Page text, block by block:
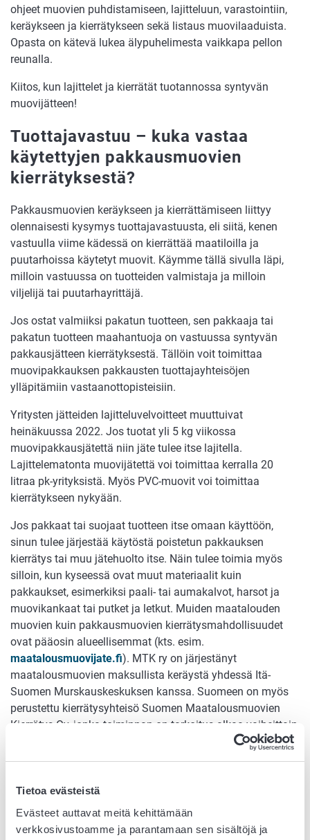
Tietoa evästeistä
Evästeet auttavat meitä kehittämään
verkkosivustoamme ja parantamaan sen sisältöjä ja
ohjeet muovien puhdistamiseen, lajitteluun, varastointiin,
keräykseen ja kierrätykseen sekä listaus muovilaaduista.
Opasta on kätevä lukea älypuhelimesta vaikkapa pellon
reunalla.
Kiitos, kun lajittelet ja kierrätät tuotannossa syntyvän
muovijätteen!
Tuottajavastuu – kuka vastaa
käytettyjen pakkausmuovien
kierrätyksestä?
Pakkausmuovien keräykseen ja kierrättämiseen liittyy
olennaisesti kysymys tuottajavastuusta, eli siitä, kenen
vastuulla viime kädessä on kierrättää maatiloilla ja
puutarhoissa käytetyt muovit. Käymme tällä sivulla läpi,
milloin vastuussa on tuotteiden valmistaja ja milloin
viljelijä tai puutarhayrittäjä.
Jos ostat valmiiksi pakatun tuotteen, sen pakkaaja tai
pakatun tuotteen maahantuoja on vastuussa syntyvän
pakkausjätteen kierrätyksestä. Tällöin voit toimittaa
muovipakkauksen pakkausten tuottajayhteisöjen
ylläpitämiin vastaanottopisteisiin.
Yritysten jätteiden lajitteluvelvoitteet muuttuivat
heinäkuussa 2022. Jos tuotat yli 5 kg viikossa
muovipakkausjätettä niin jäte tulee itse lajitella.
Lajittelematonta muovijätettä voi toimittaa kerralla 20
litraa pk-yrityksistä. Myös PVC-muovit voi toimittaa
kierrätykseen nykyään.
Jos pakkaat tai suojaat tuotteen itse omaan käyttöön,
sinun tulee järjestää käytöstä poistetun pakkauksen
kierrätys tai muu jätehuolto itse. Näin tulee toimia myös
silloin, kun kyseessä ovat muut materiaalit kuin
pakkaukset, esimerkiksi paali- tai aumakalvot, harsot ja
muovikankaat tai putket ja letkut. Muiden maatalouden
muovien kuin pakkausmuovien kierrätysmahdollisuudet
ovat pääosin alueellisemmat (kts. esim.
maatalousmuovijate.fi). MTK ry on järjestänyt
maatalousmuovien maksullista keräystä yhdessä Itä-
Suomen Murskauskeskuksen kanssa. Suomeen on myös
perustettu kierrätysyhteisö Suomen Maatalousmuovien
Kierrätys Oy, jonka toiminnan on tarkoitus alkaa vaiheittain
jätehuoltovastuulle. Kun kyseessä on omaan käyttöön
kierrättämiseksi ottaa ensisijaisesti yhteyttä
jätehuoltopalveluita tarjoavaan yritykseen (mm. alueelliset